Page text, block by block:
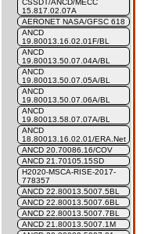
CSSDT/ANCD/MECC
15.817.02.07A
AERONET NASA/GFSC 618
ANCD
19.80013.16.02.01F/BL
ANCD
19.80013.50.07.04A/BL
ANCD
19.80013.50.07.05A/BL
ANCD
19.80013.50.07.06A/BL
ANCD
19.80013.58.07.07A/BL
ANCD
18.80013.16.02.01/ERA.Net
ANCD 20.70086.16/COV
ANCD 21.70105.15SD
H2020-MSCA-RISE-2017-
778357
ANCD 22.80013.5007.5BL
ANCD 22.80013.5007.6BL
ANCD 22.80013.5007.7BL
ANCD 21.80013.5007.1M